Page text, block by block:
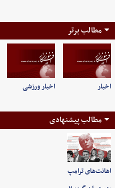
مطالب برتر
اخبار اخبار ورزشی
مطالب پیشنهادی
اهانت‌های ترامپ